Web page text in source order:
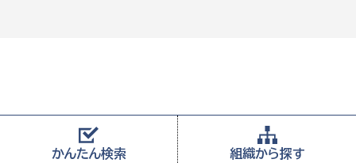
かんたん検索 組織から探す